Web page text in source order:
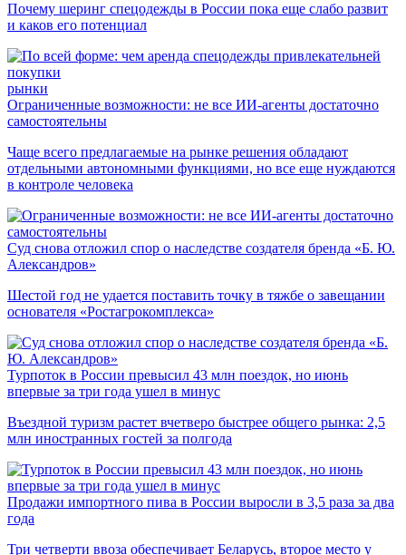
Почему шеринг спецодежды в России пока еще слабо развит
и каков его потенциал
рынки
Ограниченные возможности: не все ИИ-агенты достаточно
самостоятельны
Чаще всего предлагаемые на рынке решения обладают
отдельными автономными функциями, но все еще нуждаются
в контроле человека
Суд снова отложил спор о наследстве создателя бренда «Б. Ю.
Александров»
Шестой год не удается поставить точку в тяжбе о завещании
основателя «Ростагрокомплекса»
Турпоток в России превысил 43 млн поездок, но июнь
впервые за три года ушел в минус
Въездной туризм растет вчетверо быстрее общего рынка: 2,5
млн иностранных гостей за полгода
Продажи импортного пива в России выросли в 3,5 раза за два
года
Три четверти ввоза обеспечивает Беларусь, второе место у